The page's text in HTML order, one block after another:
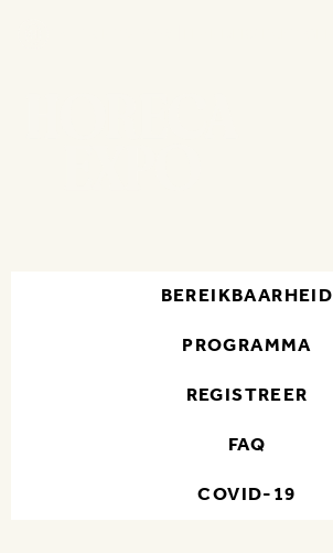
BEREIKBAARHEID
PROGRAMMA
REGISTREER
FAQ
COVID-19